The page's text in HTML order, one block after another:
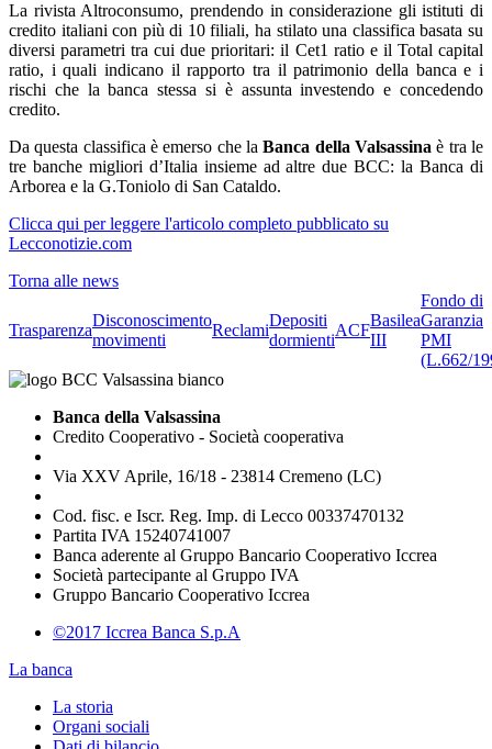
La rivista Altroconsumo, prendendo in considerazione gli istituti di
credito italiani con più di 10 filiali, ha stilato una classifica basata su
diversi parametri tra cui due prioritari: il Cet1 ratio e il Total capital
ratio, i quali indicano il rapporto tra il patrimonio della banca e i
rischi che la banca stessa si è assunta investendo e concedendo
credito.
Da questa classifica è emerso che laBanca della Valsassinaè tra le
tre banche migliori d’Italia insieme ad altre due BCC: la Banca di
Arborea e la G.Toniolo di San Cataldo.
Clicca qui per leggere l'articolo completo pubblicato su
Lecconotizie.com
Torna alle news
Trasparenza
Disconoscimento
movimenti
Reclami
Depositi
dormienti
ACF
Basilea
III
Fondo di
Garanzia
PMI
(L.662/
Banca della Valsassina
Credito Cooperativo - Società cooperativa
Via XXV Aprile, 16/18 - 23814 Cremeno (LC)
Cod. fisc. e Iscr. Reg. Imp. di Lecco 00337470132
Partita IVA 15240741007
Banca aderente al Gruppo Bancario Cooperativo Iccrea
Società partecipante al Gruppo IVA
Gruppo Bancario Cooperativo Iccrea
©2017 Iccrea Banca S.p.A
La banca
La storia
Organi sociali